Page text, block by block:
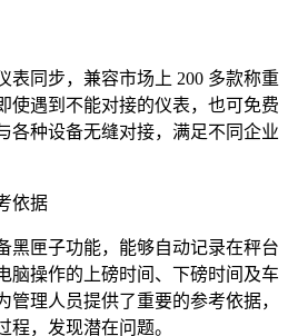
同步，兼容市场上 200 多款称重
使遇到不能对接的仪表，也可免费
各种设备无缝对接，满足不同企业
依据
黑匣子功能，能够自动记录在秤台
脑操作的上磅时间、下磅时间及车
管理人员提供了重要的参考依据，
程，发现潜在问题。